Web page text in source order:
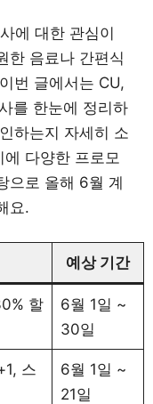
에 대한 관심이
한 음료나 간편식
번 글에서는 CU,
를 한눈에 정리하
하는지 자세히 소
다양한 프로모
으로 올해 6월 계
요.
예상 기간
할
6월 1일 ~
30일
스
6월 1일 ~
21일